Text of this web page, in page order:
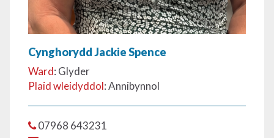
Cynghorydd Jackie Spence
Ward: Glyder
Plaid wleidyddol: Annibynnol
07968 643231